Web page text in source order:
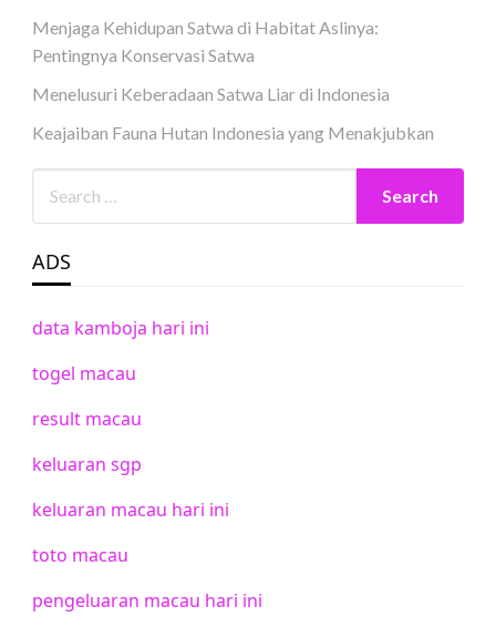
Menjaga Kehidupan Satwa di Habitat Aslinya:
Pentingnya Konservasi Satwa
Menelusuri Keberadaan Satwa Liar di Indonesia
Keajaiban Fauna Hutan Indonesia yang Menakjubkan
ADS
data kamboja hari ini
togel macau
result macau
keluaran sgp
keluaran macau hari ini
toto macau
pengeluaran macau hari ini